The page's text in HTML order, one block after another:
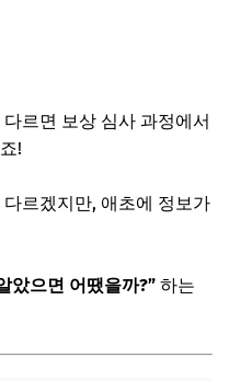
르면 보상 심사 과정에서
!
르겠지만, 애초에 정보가
았으면 어땠을까?” 하는